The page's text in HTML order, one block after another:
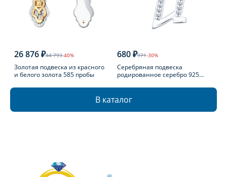
26 876 ₽44 793-40%
Золотая подвеска из красного
и белого золота 585 пробы
680 ₽971-30%
Серебряная подвеска
родированное серебро 925
В каталог